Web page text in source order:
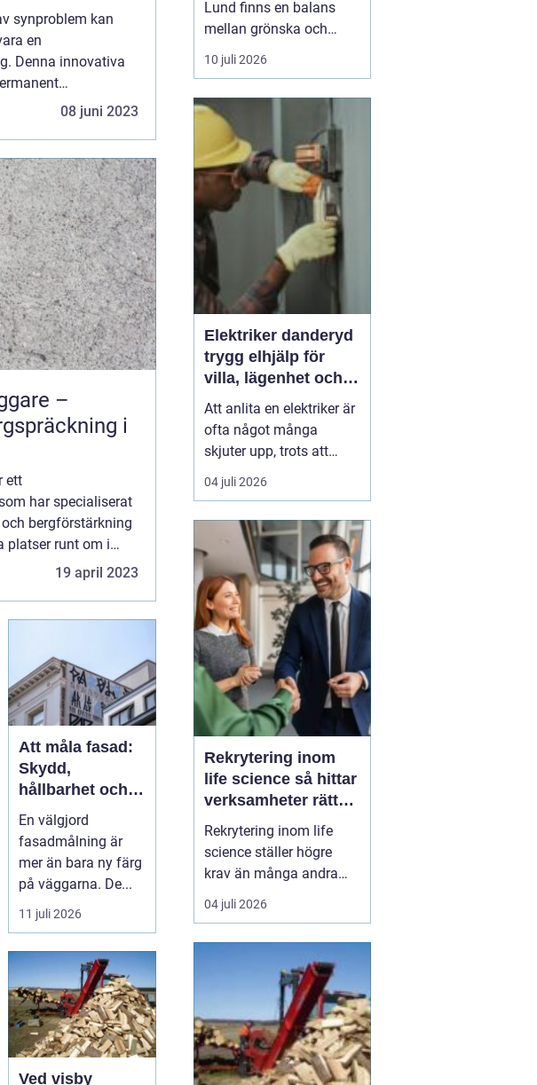
synproblem kan
en
Denna innovativa
behovet av
08 juni 2023
–
i
ett
har specialiserat
bergförstärkning
platser runt om i
i branschen har
19 april 2023
Att måla fasad:
Skydd,
hållbarhet och
rätt teknik vid
fasadmålning
En välgjord
fasadmålning är
mer än bara ny färg
på väggarna. De...
11 juli 2026
Ved visby
Lund finns en balans
mellan grönska och
urban utveckling. Träd är
inte bara en
stadsbilden, men spelar
också en viktig roll för
miljön. Ofta kan det
dock bli nödvändigt att
fälla träd, antingen för
att de b...
10 juli 2026
Elektriker danderyd
trygg elhjälp för
villa, lägenhet och
företag
Att anlita en elektriker är
ofta något många
skjuter upp, trots att
äldre elanläggningar,
provisoriska lösningar
kan innebära stora
risker. I Danderyd finns
många villor och
bostäder från olika
tidsperioder, vilket gör
elanläggn...
04 juli 2026
Rekrytering inom
life science så hittar
verksamheter rätt
kompetens
Rekrytering inom life
science ställer högre
krav än många andra
branscher. Få områden
kombinerar så mycket
och affärsnytta på
samma gång. När en
felrekrytering kan
påverka både patienters
säkerhet och bolagets
framtid behö...
04 juli 2026